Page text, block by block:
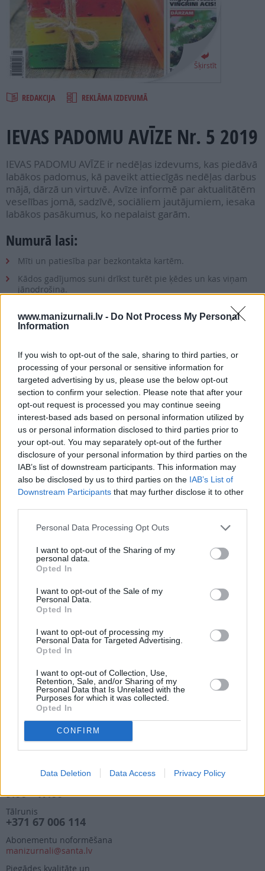
www.manizurnali.lv - Do Not Process My Personal
Information
If you wish to opt-out of the sale, sharing to third parties, or
processing of your personal or sensitive information for
targeted advertising by us, please use the below opt-out
section to confirm your selection. Please note that after your
opt-out request is processed you may continue seeing
interest-based ads based on personal information utilized by
us or personal information disclosed to third parties prior to
your opt-out. You may separately opt-out of the further
disclosure of your personal information by third parties on the
IAB’s list of downstream participants. This information may
also be disclosed by us to third parties on the IAB’s List of
Downstream Participants that may further disclose it to other
Personal Data Processing Opt Outs
I want to opt-out of the Sharing of my
personal data.
Opted In
I want to opt-out of the Sale of my
Personal Data.
Opted In
I want to opt-out of processing my
Personal Data for Targeted Advertising.
Opted In
I want to opt-out of Collection, Use,
Retention, Sale, and/or Sharing of my
Personal Data that Is Unrelated with the
Purposes for which it was collected.
Opted In
CONFIRM
Data Deletion Data Access Privacy Policy
Šķirstīt
REDAKCIJA REKLĀMA IZDEVUMĀ
IEVAS PADOMU AVĪZE Nr. 5 2019
IEVAS PADOMU AVĪZE ir nedēļas izdevums, kas piedāvā
labākos padomus, kā paveikt attiecīgās nedēļas darbus
mājā, dārzā un virtuvē. Avīze informē par aktualitātēm
veselības jomā, sadzīvē, sociāliem jautājumiem, iesaka
labākos pasākumus, ko nepalaist garām.
Numurā lasi:
Mīti un patiesība par bezkontakta kartēm.
Kādos gadījumos suni drīkst turēt pie ķēdes un kas viņam
jānodrošina.
Mācāmies gatavot gulašu ar kārtainās mīklas vāku.
Ko darīt, ja škiet: slimība ir sākusies.
Kā palīdzēt matiem, ja tie sāk izkrist un paliek plānāki.
Kuru klepus sīrupu izvēlēties?
E-izdevumu arhīvs
SKATĪT ŽURNĀLA ARHĪVU
Nepalaid garām akcijas un jaunumus
9:00 - 17:00
Tālrunis
+371 67 006 114
Abonementu noformēšana
manizurnali@santa.lv
Piegādes kvalitāte un